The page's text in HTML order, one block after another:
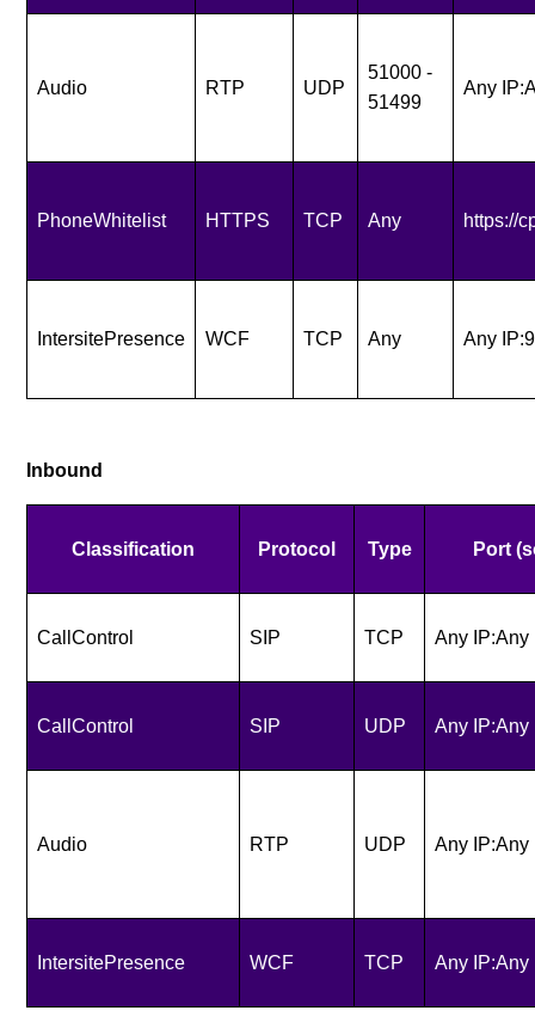
Audio RTP UDP
51000 -
51499
Any
PhoneWhitelist HTTPS TCP Any https://
IntersitePresence WCF TCP Any Any
Inbound
Classification Protocol Type Port
CallControl SIP TCP Any IP:Any
CallControl SIP UDP Any IP:Any
Audio RTP UDP Any IP:Any
IntersitePresence WCF TCP Any IP:Any